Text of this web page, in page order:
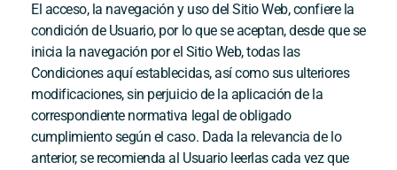
El acceso, la navegación y uso del Sitio Web, confiere la
condición de Usuario, por lo que se aceptan, desde que se
inicia la navegación por el Sitio Web, todas las
Condiciones aquí establecidas, así como sus ulteriores
modificaciones, sin perjuicio de la aplicación de la
correspondiente normativa legal de obligado
cumplimiento según el caso. Dada la relevancia de lo
anterior, se recomienda al Usuario leerlas cada vez que